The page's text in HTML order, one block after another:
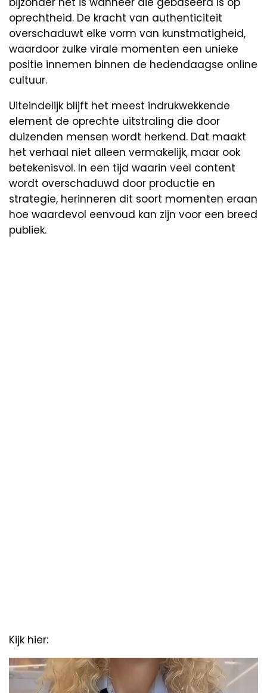
oprechtheid. De kracht van authenticiteit
overschaduwt elke vorm van kunstmatigheid,
waardoor zulke virale momenten een unieke
positie innemen binnen de hedendaagse online
cultuur.
Uiteindelijk blijft het meest indrukwekkende
element de oprechte uitstraling die door
duizenden mensen wordt herkend. Dat maakt
het verhaal niet alleen vermakelijk, maar ook
betekenisvol. In een tijd waarin veel content
wordt overschaduwd door productie en
strategie, herinneren dit soort momenten eraan
hoe waardevol eenvoud kan zijn voor een breed
publiek.
Kijk hier:
Video
Player